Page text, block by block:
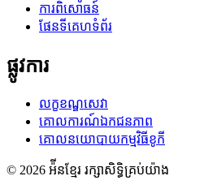
ការពិសោធន៍
ផែនទីគេហទំព័រ
ផ្លូវការ
លក្ខខណ្ឌសេវា
គោលការណ៍ឯកជនភាព
គោលនយោបាយកម្មវិធីខូកី
© 2026 អ៉ីនខ្មែរ រក្សាសិទ្ធិគ្រប់យ៉ាង